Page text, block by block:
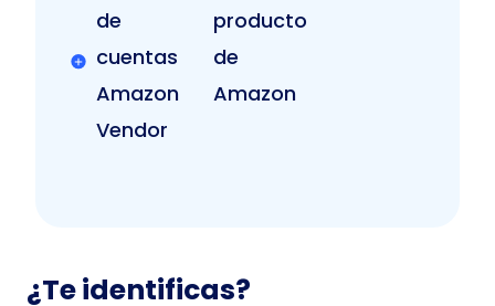
de
cuentas
Amazon
Vendor
producto
de
Amazon
¿Te identificas?